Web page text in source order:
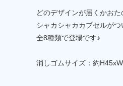
どのデザインが届くかおた
シャカシャカカプセルが
全8種類で登場です♪
消しゴムサイズ：約